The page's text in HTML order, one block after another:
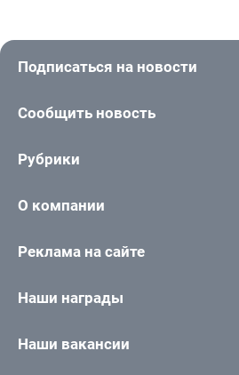
Подписаться на новости
Сообщить новость
Рубрики
О компании
Реклама на сайте
Наши награды
Наши вакансии